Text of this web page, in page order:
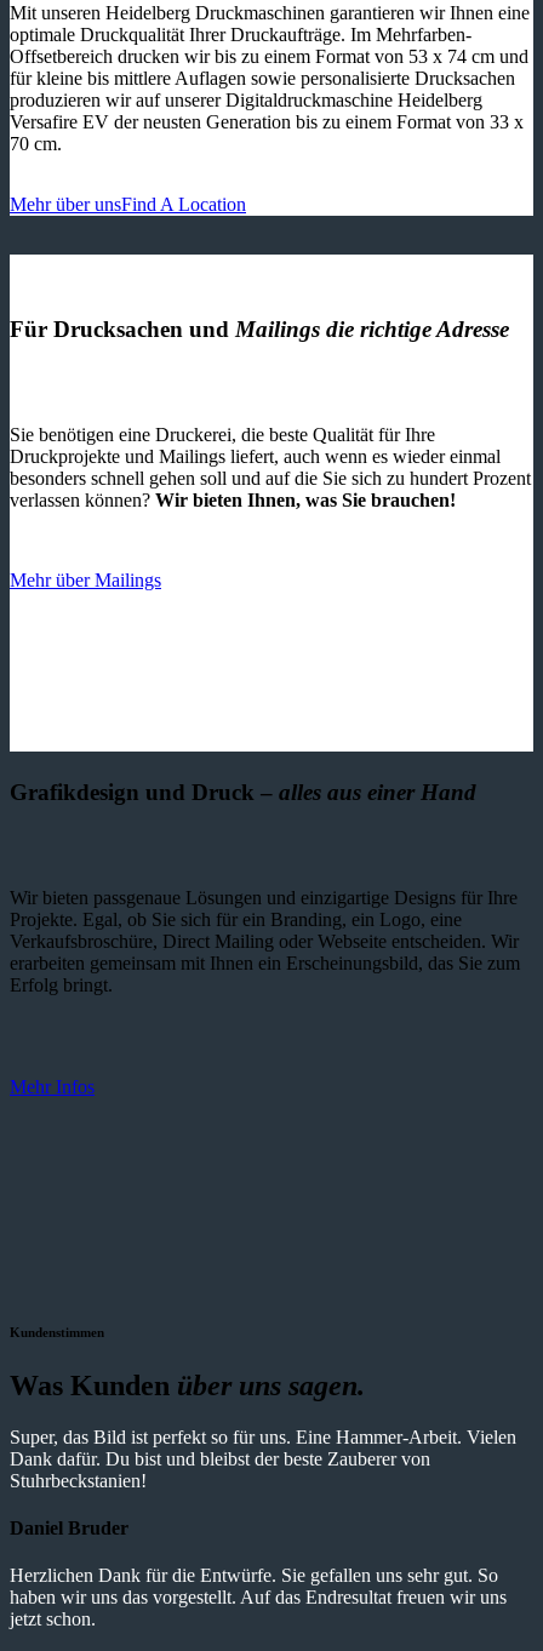
Mit unseren Heidelberg Druckmaschinen garantieren wir Ihnen eine
optimale Druckqualität Ihrer Druckaufträge. Im Mehrfarben-
Offsetbereich drucken wir bis zu einem Format von 53 x 74 cm und
für kleine bis mittlere Auflagen sowie personalisierte Drucksachen
produzieren wir auf unserer Digitaldruckmaschine Heidelberg
Versafire EV der neusten Generation bis zu einem Format von 33 x
70 cm.
Mehr über unsFind A Location
Für Drucksachen und Mailings die richtige Adresse
Sie benötigen eine Druckerei, die beste ­Qualität für Ihre
Druckprojekte und Mailings liefert, auch wenn es wieder einmal
besonders schnell gehen soll und auf die Sie sich zu hundert Prozent
verlassen können? Wir bieten Ihnen, was Sie brauchen!
Mehr über Mailings
Grafikdesign und Druck – alles aus einer Hand
Wir bieten passgenaue Lösungen und einzig­artige Designs für Ihre
Projekte. Egal, ob Sie sich für ein Branding, ein Logo, eine
Verkaufsbroschüre, Direct Mailing oder Webseite entscheiden. Wir
erarbeiten gemeinsam mit Ihnen ein Erscheinungsbild, das Sie zum
Erfolg bringt.
Mehr Infos
Kundenstimmen
Was Kunden über uns sagen.
Super, das Bild ist perfekt so für uns. Eine Hammer-Arbeit. Vielen
Dank dafür. Du bist und bleibst der beste Zauberer von
Stuhrbeckstanien!
Daniel Bruder
Herzlichen Dank für die Entwürfe. Sie gefallen uns sehr gut. So
haben wir uns das vorgestellt. Auf das Endresultat freuen wir uns
jetzt schon.